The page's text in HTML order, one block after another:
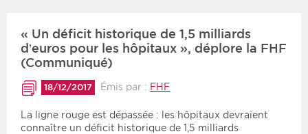
« Un déficit historique de 1,5 milliards
d’euros pour les hôpitaux », déplore la FHF
(Communiqué)
18/12/2017 Émis par : FHF
La ligne rouge est dépassée : les hôpitaux devraient
connaître un déficit historique de 1,5 milliards